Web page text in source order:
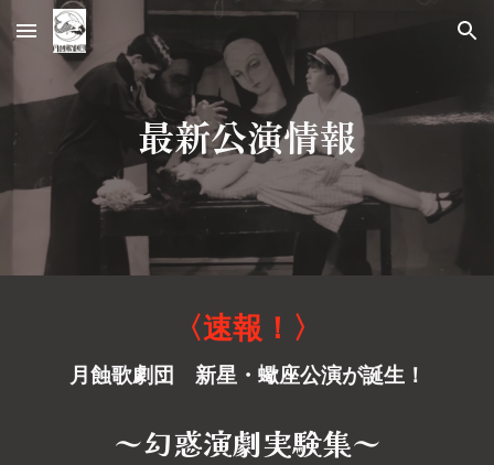
Skip to main content Skip to navigation
最新公演情報
〈速報！〉
月蝕歌劇団 新星・蠍座公演が誕生！
～幻惑演劇実験集～